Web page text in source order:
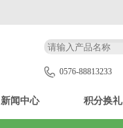
0576-88813233
新闻中心 积分换礼